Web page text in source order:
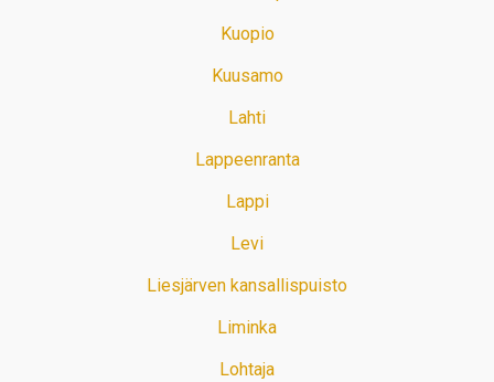
Kuopio
Kuusamo
Lahti
Lappeenranta
Lappi
Levi
Liesjärven kansallispuisto
Liminka
Lohtaja